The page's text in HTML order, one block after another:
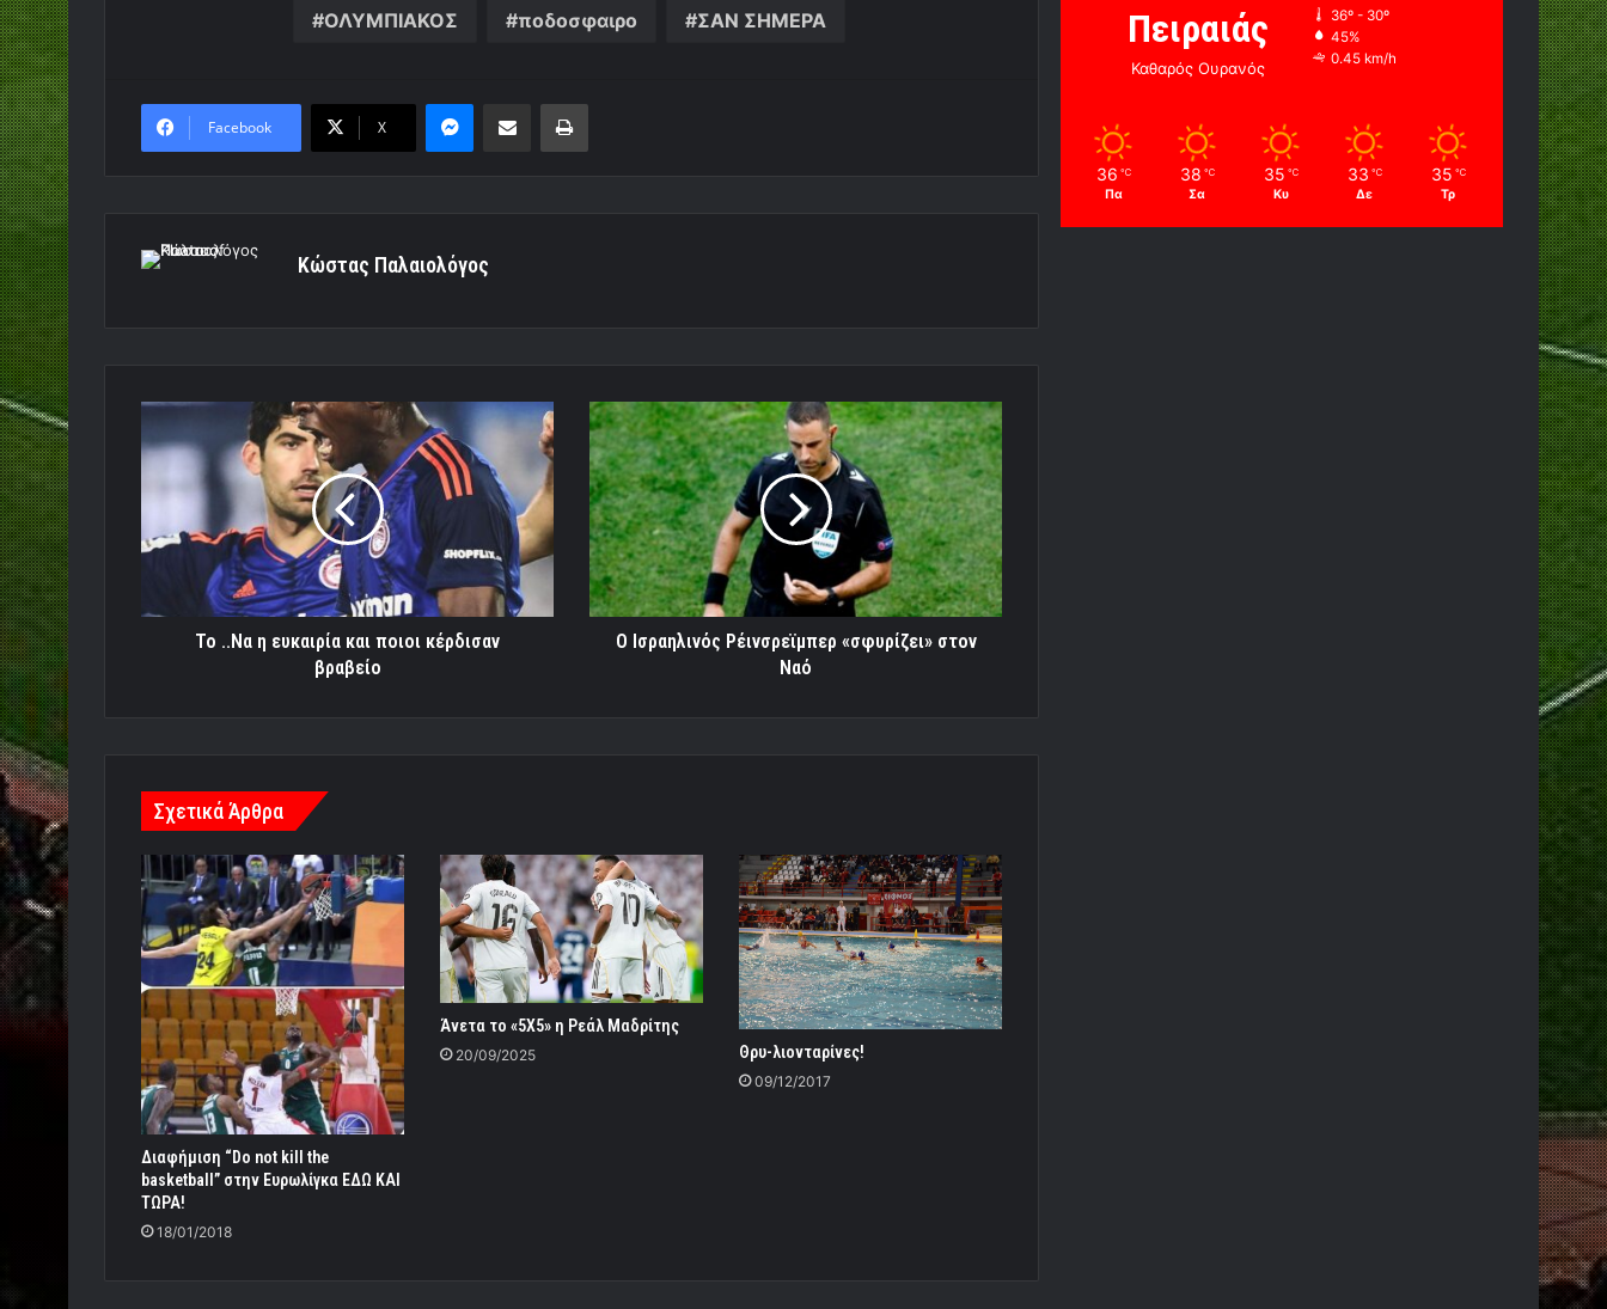
ΟΛΥΜΠΙΑΚΟΣ ποδοσφαιρο ΣΑΝ ΣΗΜΕΡΑ
Facebook X
MessengerΚοινοποίηση μέσω ηλεκτρονικού ταχυδρομείουΕκτύπωση
Κώστας Παλαιολόγος
Το
..Να
η
ευκαιρία
ποιοι
Το ..Να η ευκαιρία και ποιοι κέρδισαν
βραβείο
Ο
Ισραηλινός
Ρέινσρεϊμπερ
«σφυρίζει»
στον
Ναό
Ο Ισραηλινός Ρέινσρεϊμπερ «σφυρίζει» στον
Ναό
Σχετικά Άρθρα
Διαφήμιση “Do not kill the
basketball” στην Ευρωλίγκα ΕΔΩ ΚΑΙ
ΤΩΡΑ!
18/01/2018
Άνετα το «5Χ5» η Ρεάλ Μαδρίτης
20/09/2025 Θρυ-λιονταρίνες!
09/12/2017
Πειραιάς
Καθαρός Ουρανός
36º - 30º
45%
0.45 km/h
36 ℃
Πα
38 ℃
Σα
35 ℃
Κυ
33 ℃
Δε
35 ℃
Τρ